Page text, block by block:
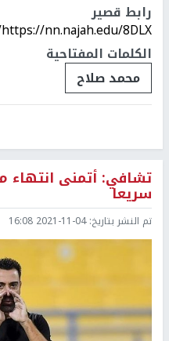
رابط قصير
https://nn.najah.edu/8DLX/
الكلمات المفتاحية
محمد صلاح
تشافي: أتمنى انتهاء
سريعا
تم النشر بتاريخ:2021-11-04 16:08